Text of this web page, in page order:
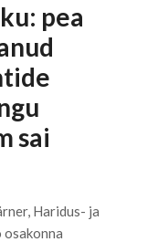
pea
sai
Haridus- ja